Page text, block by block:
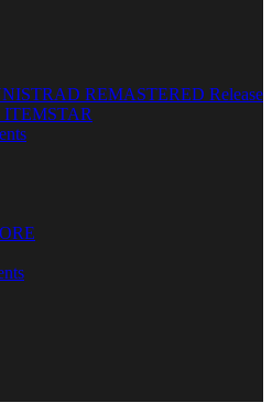
REMASTERED Release
ITEMSTAR